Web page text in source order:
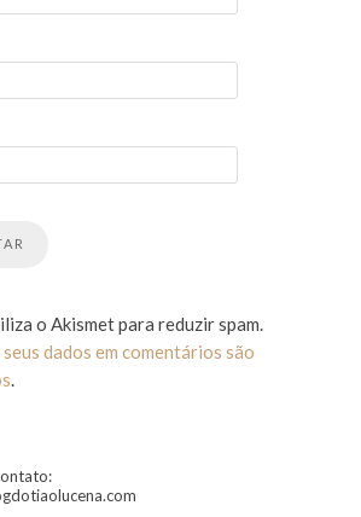
o Akismet para reduzir spam.
dados em comentários são
.